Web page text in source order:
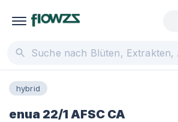
hybrid
enua 22/1 AFSC CA